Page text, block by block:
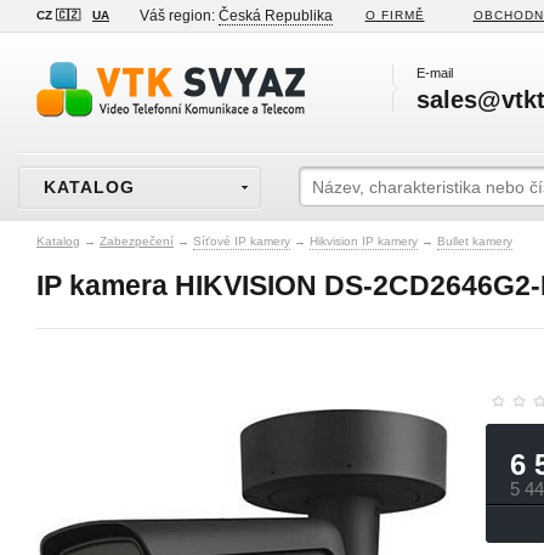
CZ 🇨🇿 UA Váš region: Česká Republika O FIRMĚ
E-mail
KATALOG
Katalog → Zabezpečení → Síťové IP kamery → Hikvision IP kamery → Bullet kamery
IP kamera HIKVISION DS-
6
5